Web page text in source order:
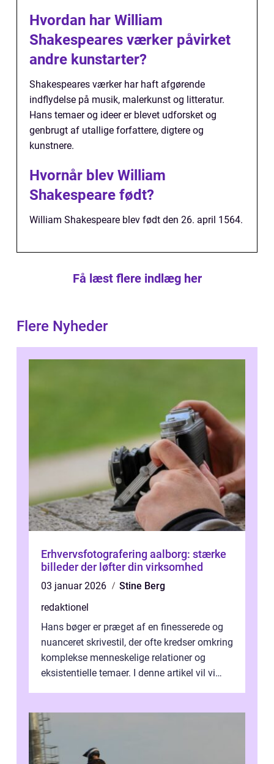
Hvordan har William
Shakespeares værker påvirket
andre kunstarter?
Shakespeares værker har haft afgørende
indflydelse på musik, malerkunst og litteratur.
Hans temaer og ideer er blevet udforsket og
genbrugt af utallige forfattere, digtere og
kunstnere.
Hvornår blev William
Shakespeare født?
William Shakespeare blev født den 26. april 1564.
Få læst flere indlæg her
Flere Nyheder
Erhvervsfotografering aalborg: stærke
billeder der løfter din virksomhed
03 januar 2026
Stine Berg
redaktionel
Hans bøger er præget af en finesserede og
nuanceret skrivestil, der ofte kredser omkring
komplekse menneskelige relationer og
eksistentielle temaer. I denne artikel vil vi